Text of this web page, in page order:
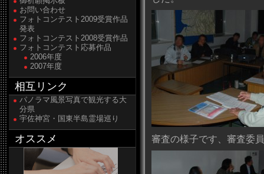
お問い合わせ
フォトコンテスト2009受賞作品
発表
フォトコンテスト2008受賞作品
フォトコンテスト応募作品
2006年度
2007年度
相互リンク
パノラマ風景写真で観光する大
分県
宇佐神宮・国東半島霊場巡り
オススメ 審査の様子です、審査委